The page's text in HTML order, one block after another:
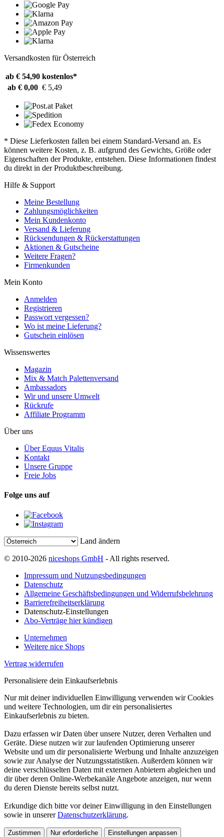
Versandkosten für Österreich
ab € 54,90 kostenlos*
ab € 0,00 € 5,49
* Diese Lieferkosten fallen bei einem Standard-Versand an. Es
können weitere Kosten, z. B. aufgrund des Gewichts, Größe oder
Eigenschaften der Produkte, entstehen. Diese Informationen findest
du direkt in der Produktbeschreibung.
Hilfe & Support
Meine Bestellung
Zahlungsmöglichkeiten
Mein Kundenkonto
Versand & Lieferung
Rücksendungen & Rückerstattungen
Aktionen & Gutscheine
Weitere Fragen?
Firmenkunden
Mein Konto
Anmelden
Registrieren
Passwort vergessen?
Wo ist meine Lieferung?
Gutschein einlösen
Wissenswertes
Magazin
Mix & Match Palettenversand
Ambassadors
Wir und unsere Umwelt
Rückrufe
Affiliate Programm
Über uns
Über Equus Vitalis
Kontakt
Unsere Gruppe
Freie Jobs
Folge uns auf
Land ändern
© 2010-2026 niceshops GmbH - All rights reserved.
Impressum und Nutzungsbedingungen
Datenschutz
Allgemeine Geschäftsbedingungen und Widerrufsbelehrung
Barrierefreiheitserklärung
Datenschutz-Einstellungen
Abo-Verträge hier kündigen
Unternehmen
Weitere nice Shops
Vertrag widerrufen
Personalisiere dein Einkaufserlebnis
Nur mit deiner individuellen Einwilligung verwenden wir Cookies
und weitere Technologien, um dir ein personalisiertes
Einkaufserlebnis zu bieten.
Dazu erfassen wir Daten über unsere Nutzer, deren Verhalten und
Geräte. Diese nutzen wir zur laufenden Optimierung unserer
Website und um dir personalisierte Werbung und Inhalte anzuzeigen
sowie zur Analyse der Nutzungsstatistiken. Außerdem können wir
deine verschlüsselten Daten mit externen Anbietern abgleichen und
dir über deren Online-Werbekanäle Angebote anzeigen, nur wenn
du deren Dienste bereits selbst nutzt.
Erkundige dich bitte vor deiner Einwilligung in den Einstellungen
sowie in unsererDatenschutzerklärung.
Zustimmen Nur erforderliche Einstellungen anpassen